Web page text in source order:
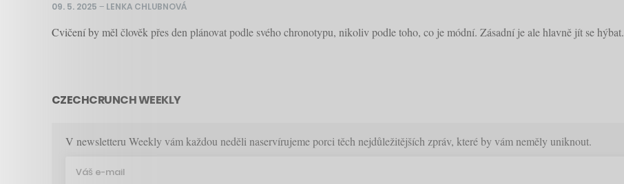
09. 5. 2025 – LENKA CHLUBNOVÁ
Cvičení by měl člověk přes den plánovat podle svého chronotypu, nikoliv podle toho, co je módní. Zásadní je ale hlavně jít se hýbat.
CZECHCRUNCH WEEKLY
V newsletteru Weekly vám každou neděli naservírujeme porci těch nejdůležitějších zpráv, které by vám neměly uniknout.